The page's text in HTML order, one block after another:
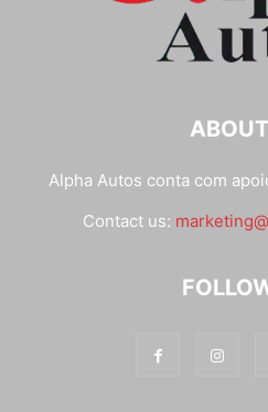
Alpha Autos conta com
Contact us: